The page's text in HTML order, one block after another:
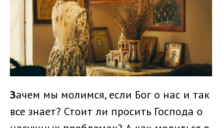
Зачем мы молимся, если Бог о нас и так
все знает? Стоит ли просить Господа о